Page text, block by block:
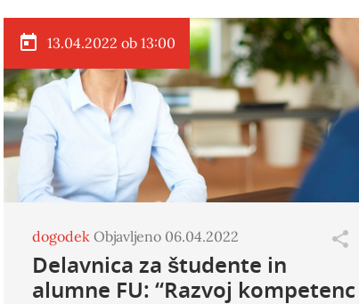
13.04.2022 ob 13:00
dogodek Objavljeno 06.04.2022
Delavnica za študente in
alumne FU: “Razvoj kompetenc